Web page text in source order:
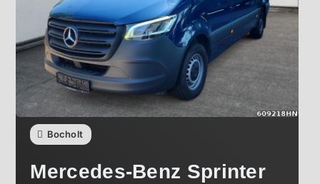
Bocholt
Mercedes-Benz Sprinter